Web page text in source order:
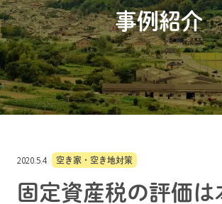
事例紹介
2020.5.4 空き家・空き地対策
固定資産税の評価は